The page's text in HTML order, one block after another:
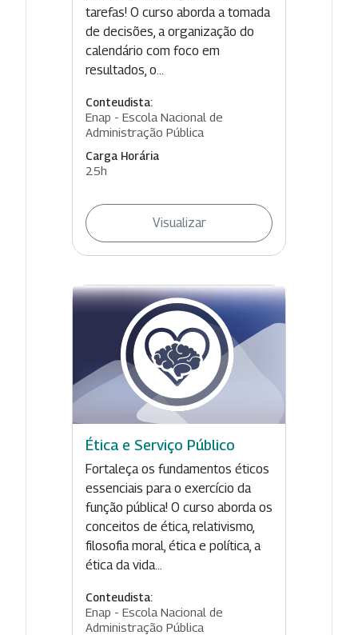
tarefas! O curso aborda a tomada
de decisões, a organização do
calendário com foco em
resultados, o...
Conteudista:
Enap - Escola Nacional de
Administração Pública
Carga Horária
25h
Visualizar
Ética e Serviço Público
Fortaleça os fundamentos éticos
essenciais para o exercício da
função pública! O curso aborda os
conceitos de ética, relativismo,
filosofia moral, ética e política, a
ética da vida...
Conteudista:
Enap - Escola Nacional de
Administração Pública